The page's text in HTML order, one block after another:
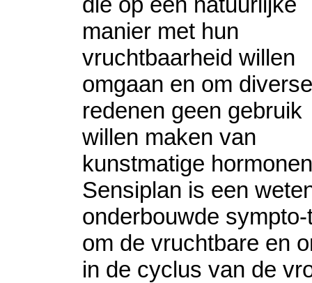
manier met hun
vruchtbaarheid willen
omgaan en om diverse
redenen geen gebruik
willen maken van
kunstmatige
Sensiplan is een
onderbouwde
om de vruchtbare en
in de cyclus van de